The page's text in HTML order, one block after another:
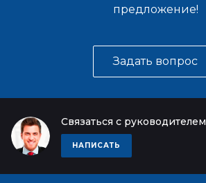
предложение!
Задать вопрос
Связаться с руководителем
НАПИСАТЬ